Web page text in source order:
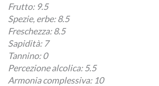
Frutto: 9.5
Spezie, erbe: 8.5
Freschezza: 8.5
Sapidità: 7
Tannino: 0
Percezione alcolica: 5.5
Armonia complessiva: 10